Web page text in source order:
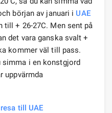
början av januari i UAE
till + 26-27C. Men sent på
det vara ganska svalt +
kommer väl till pass.
i en konstgjord
uppvärmda
till UAE